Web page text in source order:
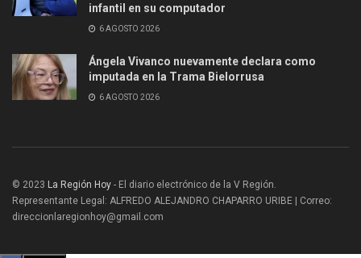
infantil en su computador
6 AGOSTO 2026
Ángela Vivanco nuevamente declara como
imputada en la Trama Bielorrusa
6 AGOSTO 2026
© 2023 La Región Hoy - El diario electrónico de la V Región.
Representante Legal: ALFREDO ALEJANDRO CHAPARRO URIBE | Correo:
direccionlaregionhoy@gmail.com